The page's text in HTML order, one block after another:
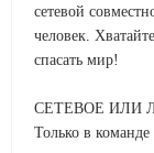
сетевой
человек.
спасать мир!
СЕТЕВОЕ ИЛИ
Только в